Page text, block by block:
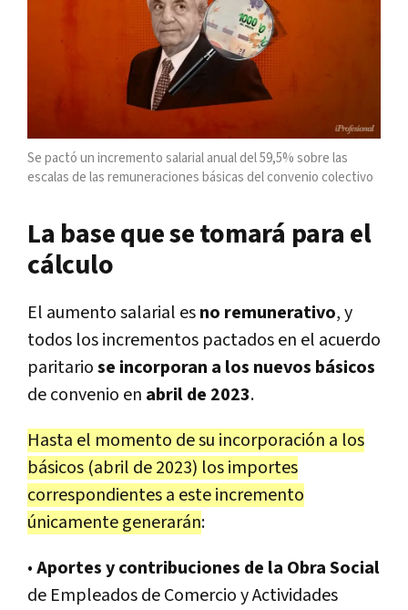
Se pactó un incremento salarial anual del 59,5% sobre las
escalas de las remuneraciones básicas del convenio colectivo
La base que se tomará para el
cálculo
El aumento salarial esno remunerativo, y
todos los incrementos pactados en el acuerdo
paritariose incorporan a los nuevos básicos
de convenio en abril de 2023.
Hasta el momento de su incorporación a los
básicos (abril de 2023) los importes
correspondientes a este incremento
únicamente generarán:
•Aportes y contribuciones de la Obra Social
de Empleados de Comercio y Actividades